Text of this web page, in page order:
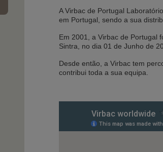
A Virbac de Portugal
em Portugal, sendo a sua
Em 2001, a Virbac de Portugal
Sintra, no dia 01 de Junho de
Desde então, a Virbac tem
contribui toda a sua equipa.